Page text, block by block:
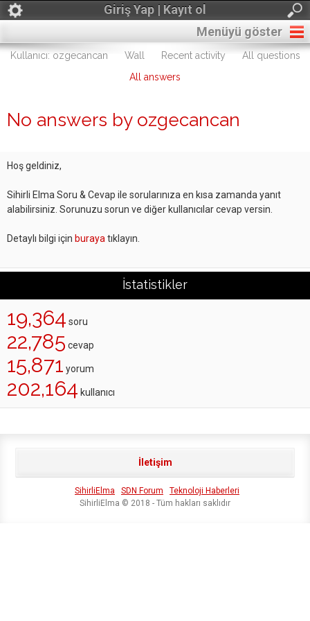
Giriş Yap | Kayıt ol
Menüyü göster
Kullanıcı: ozgecancan Wall Recent activity
All questions
All answers
No answers by ozgecancan
Hoş geldiniz,
Sihirli Elma Soru & Cevap ile sorularınıza en kısa zamanda yanıt
alabilirsiniz. Sorunuzu sorun ve diğer kullanıcılar cevap versin.
Detaylı bilgi için buraya tıklayın.
İstatistikler
19,364 soru
22,785 cevap
15,871 yorum
202,164 kullanıcı
İletişim
SihirliElma SDN Forum
Teknoloji Haberleri
SihirliElma © 2018 - Tüm hakları saklıdır